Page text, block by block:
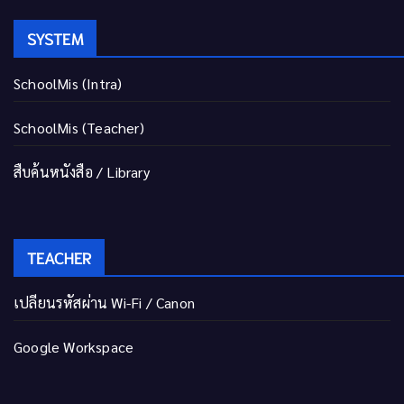
SYSTEM
SchoolMis (Intra)
SchoolMis (Teacher)
สืบค้นหนังสือ / Library
TEACHER
เปลี่ยนรหัสผ่าน Wi-Fi / Canon
Google Workspace